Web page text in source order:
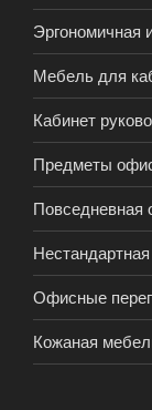
Эргономичная
Мебель для
Кабинет
Предметы
Повседневная
Офисные
Кожаная